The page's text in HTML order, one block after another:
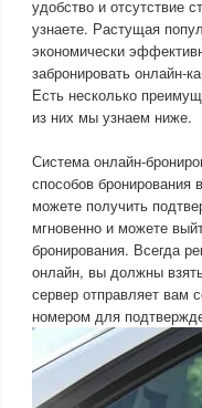
удобство и отсутствие
узнаете. Растущая
экономически
забронировать онлайн-
Есть несколько
из них мы узнаем ниже.
Система онлайн-
способов
можете получить
мгновенно и можете
бронирования. Всегда
онлайн, вы должны
сервер отправляет вам
номером для